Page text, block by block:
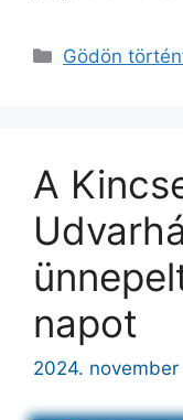
Kategória
Gödön
A
napot
2024. november